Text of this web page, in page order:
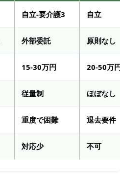
自立-要介護3 自立
外部委託 原則なし
15-30万円 20-50万
従量制 ほぼなし
重度で困難 退去要件
対応少 不可